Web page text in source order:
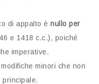
di appalto è nullo per
e 1418 c.c.), poiché
imperative.
minori che non
principale.